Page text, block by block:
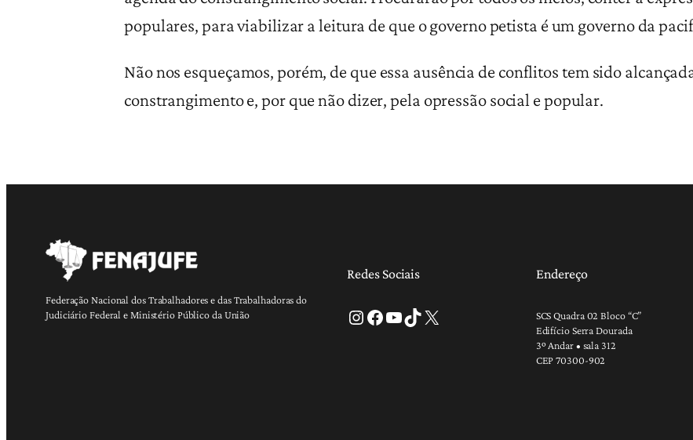
populares, para viabilizar a leitura de que o governo petista é um governo da
Não nos esqueçamos, porém, de que essa ausência de conflitos tem sido
constrangimento e, por que não dizer, pela opressão social e popular.
Federação Nacional dos Trabalhadores e das Trabalhadoras do
Judiciário Federal e Ministério Público da União
Redes Sociais
Instagram Facebook Youtube TikTok X
Endereço
SCS Quadra 02 Bloco “C”
Edifício Serra Dourada
3º Andar • sala 312
CEP 70300-902